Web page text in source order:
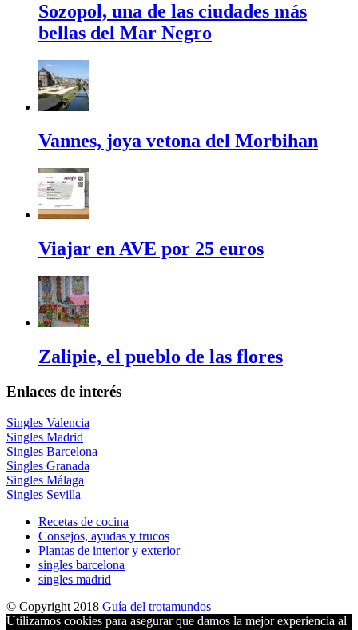
Sozopol, una de las ciudades más
bellas del Mar Negro
Vannes, joya vetona del Morbihan
Viajar en AVE por 25 euros
Zalipie, el pueblo de las flores
Enlaces de interés
Singles Valencia
Singles Madrid
Singles Barcelona
Singles Granada
Singles Málaga
Singles Sevilla
Recetas de cocina
Consejos, ayudas y trucos
Plantas de interior y exterior
singles barcelona
singles madrid
© Copyright 2018 Guía del trotamundos
Utilizamos cookies para asegurar que damos la mejor experiencia al